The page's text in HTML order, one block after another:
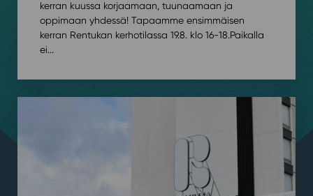
kerran kuussa korjaamaan, tuunaamaan ja
oppimaan yhdessä! Tapaamme ensimmäisen
kerran Rentukan kerhotilassa 19.8. klo 16-18.⁠⁠Paikalla
ei...